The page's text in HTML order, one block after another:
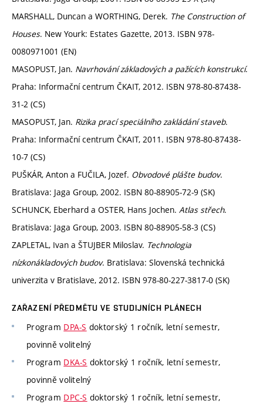
MARSHALL, Duncan a WORTHING, Derek. The Construction of
Houses. New Yourk: Estates Gazette, 2013. ISBN 978-
0080971001 (EN)
MASOPUST, Jan. Navrhování základových a pažících konstrukcí.
Praha: Informační centrum ČKAIT, 2012. ISBN 978-80-87438-
31-2 (CS)
MASOPUST, Jan. Rizika prací speciálního zakládání staveb.
Praha: Informační centrum ČKAIT, 2011. ISBN 978-80-87438-
10-7 (CS)
PUŠKÁR, Anton a FUČILA, Jozef. Obvodové plášte budov.
Bratislava: Jaga Group, 2002. ISBN 80-88905-72-9 (SK)
SCHUNCK, Eberhard a OSTER, Hans Jochen. Atlas střech.
Bratislava: Jaga Group, 2003. ISBN 80-88905-58-3 (CS)
ZAPLETAL, Ivan a ŠTUJBER Miloslav. Technologia
nízkonákladových budov. Bratislava: Slovenská technická
univerzita v Bratislave, 2012. ISBN 978-80-227-3817-0 (SK)
ZAŘAZENÍ PŘEDMĚTU VE STUDIJNÍCH PLÁNECH
Program DPA-S doktorský 1 ročník, letní semestr,
povinně volitelný
Program DKA-S doktorský 1 ročník, letní semestr,
povinně volitelný
Program DPC-S doktorský 1 ročník, letní semestr,